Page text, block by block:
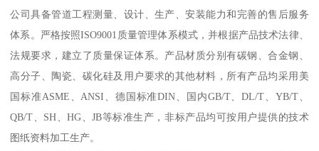
公司具备管道工程测量、设计、生产、安装能力和完善的售后服务
体系。严格按照ISO9001质量管理体系模式，并根据产品技术法律、
法规要求，建立了质量保证体系。产品材质分别有碳钢、合金钢、
高分子、陶瓷、碳化硅及用户要求的其他材料，所有产品均采用美
国标准ASME、ANSI、德国标准DIN、国内GB/T、DL/T、YB/T、
QB/T、SH、HG、JB等标准生产，非标产品均可按用户提供的技术
图纸资料加工生产。